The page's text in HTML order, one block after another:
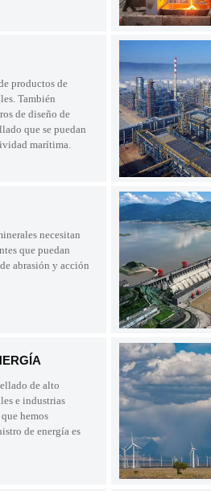
productos de
También
de diseño de
que se puedan
marítima.
necesitan
que puedan
abrasión y acción
de alto
e industrias
hemos
de energía es